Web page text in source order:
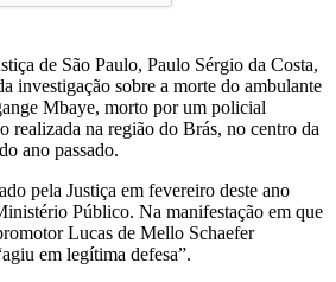
de São Paulo, Paulo Sérgio da Costa,
investigação sobre a morte do ambulante
Mbaye, morto por um policial
realizada na região do Brás, no centro da
ano passado.
pela Justiça em fevereiro deste ano
Público. Na manifestação em que
Lucas de Mello Schaefer
em legítima defesa”.